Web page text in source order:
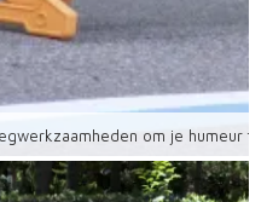
om je humeur